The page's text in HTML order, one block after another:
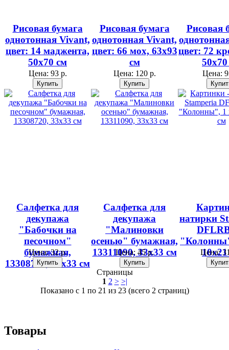
Рисовая бумага
однотонная Vivant,
цвет: 14 маджента,
50х70 см
Цена: 93 р.
Рисовая бумага
однотонная Vivant,
цвет: 66 мох, 63х93
см
Цена: 120 р.
Рисовая
цвет: 72
Цена:
Салфетка для
декупажа
"Бабочки на
песочном"
бумажная,
13308720, 33х33 см
Цена:32 р.
Салфетка для
декупажа
"Малиновки
осенью" бумажная,
13311090, 33х33 см
Цена: 45 р.
натирки
Цена:
Страницы
1 2 > >|
Показано с 1 по 21 из 23 (всего 2 страниц)
Товары